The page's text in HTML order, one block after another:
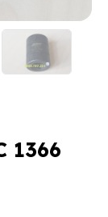
1366